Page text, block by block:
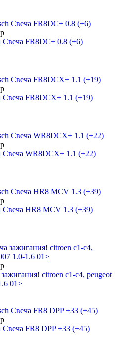
Свеча FR8DC+ 0.8 (+6)
Свеча FR8DCX+ 1.1 (+19)
Свеча WR8DCX+ 1.1 (+22)
Свеча HR8 MCV 1.3 (+39)
citroen c1-c4, peugeot
01>
Свеча FR8 DPP +33 (+45)